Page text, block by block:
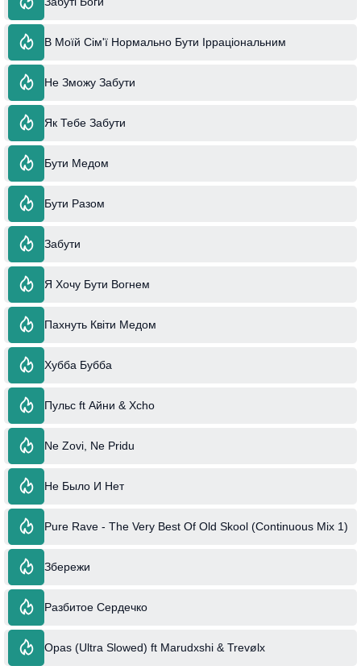
В Моїй Сім'ї Нормально Бути Ірраціональним
Не Зможу Забути
Як Тебе Забути
Бути Медом
Бути Разом
Забути
Я Хочу Бути Вогнем
Пахнуть Квіти Медом
Хубба Бубба
Пульс ft Айни & Xcho
Ne Zovi, Ne Pridu
Не Было И Нет
Pure Rave - The Very Best Of Old Skool (Continuous Mix 1)
Збережи
Разбитое Сердечко
Opas (Ultra Slowed) ft Marudxshi & Trevølx